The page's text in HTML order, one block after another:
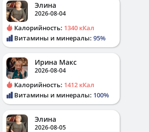
Элина
2026-08-04
Калорийность: 1340 кКал
Витамины и минералы: 95%
Ирина Макс
2026-08-04
Калорийность: 1412 кКал
Витамины и минералы: 100%
Элина
2026-08-05